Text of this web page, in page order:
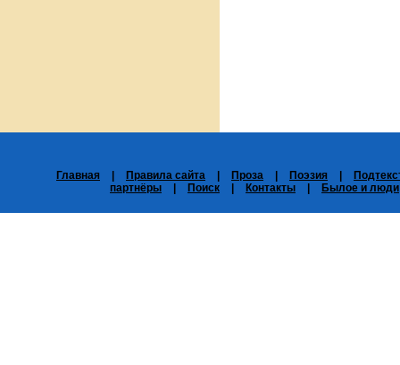
Главная Правила сайта Проза Поэзия
партнёры
Поиск Контакты Былое и люди